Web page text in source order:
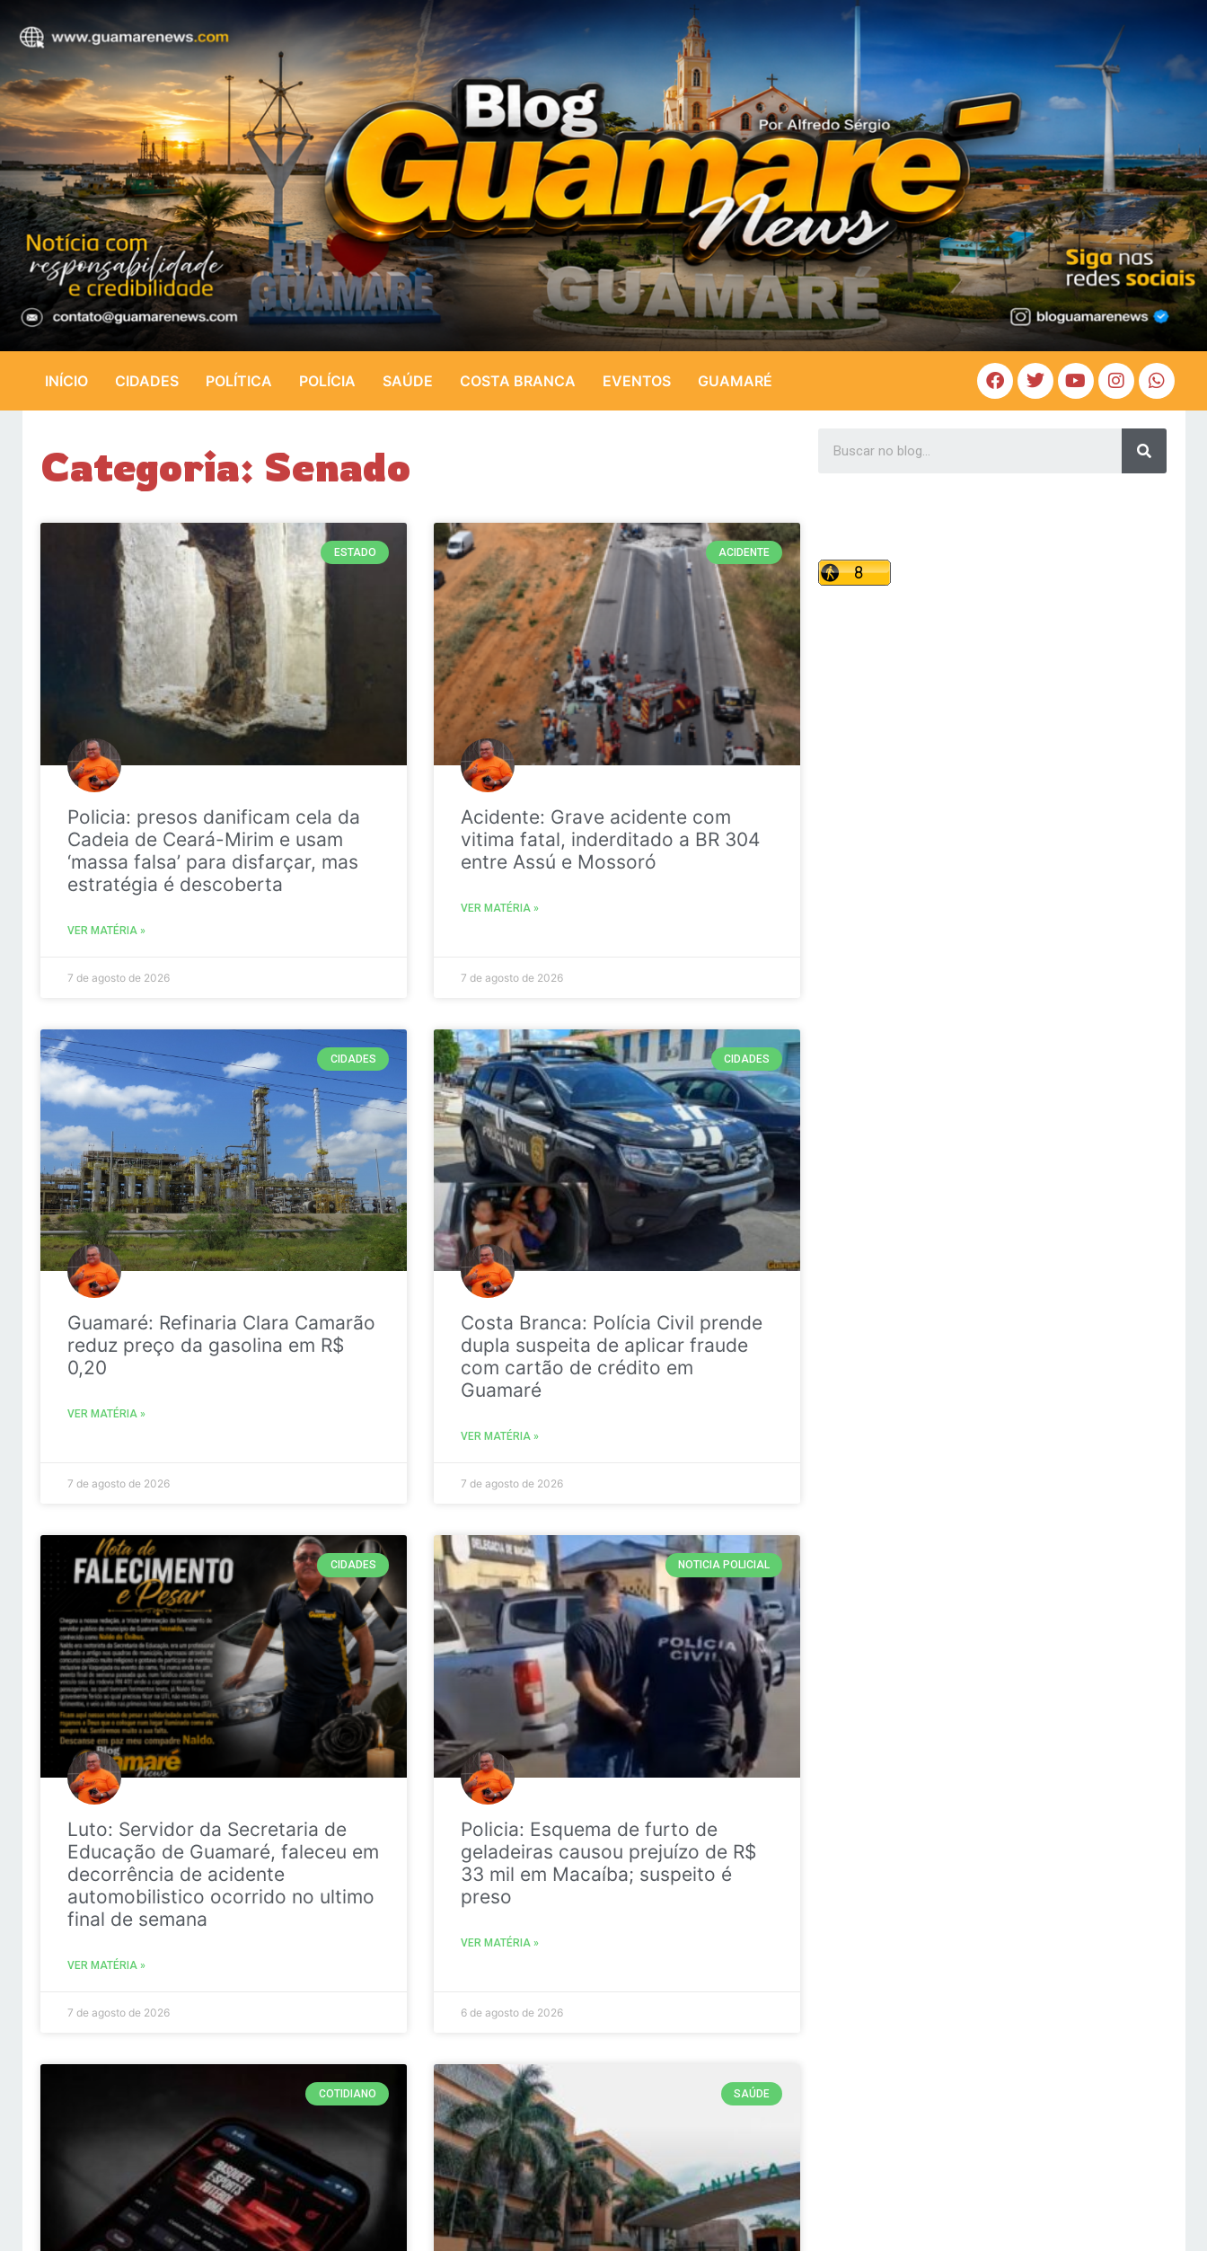
INÍCIO CIDADES POLÍTICA POLÍCIA SAÚDE COSTA BRANCA EVENTOS GUAMARÉ
Categoria: Senado
ESTADO
Policia: presos danificam cela da
Cadeia de Ceará-Mirim e usam
‘massa falsa’ para disfarçar, mas
estratégia é descoberta
VER MATÉRIA »
7 de agosto de 2026
ACIDENTE
Acidente: Grave acidente com
vitima fatal, inderditado a BR 304
entre Assú e Mossoró
VER MATÉRIA »
7 de agosto de 2026
CIDADES
Guamaré: Refinaria Clara Camarão
reduz preço da gasolina em R$
0,20
VER MATÉRIA »
7 de agosto de 2026
CIDADES
Costa Branca: Polícia Civil prende
dupla suspeita de aplicar fraude
com cartão de crédito em
Guamaré
VER MATÉRIA »
7 de agosto de 2026
CIDADES
Luto: Servidor da Secretaria de
Educação de Guamaré, faleceu em
decorrência de acidente
automobilistico ocorrido no ultimo
final de semana
VER MATÉRIA »
7 de agosto de 2026
NOTICIA POLICIAL
Policia: Esquema de furto de
geladeiras causou prejuízo de R$
33 mil em Macaíba; suspeito é
preso
VER MATÉRIA »
6 de agosto de 2026
COTIDIANO SAÚDE